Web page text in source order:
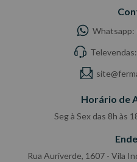
Whatsapp:
Televendas:
Horário de
Seg à Sex das 8h às
Rua Auriverde, 1607 - Vila